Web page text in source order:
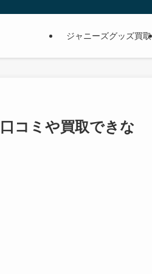
ジャニーズグッズ買取
コミや買取できな